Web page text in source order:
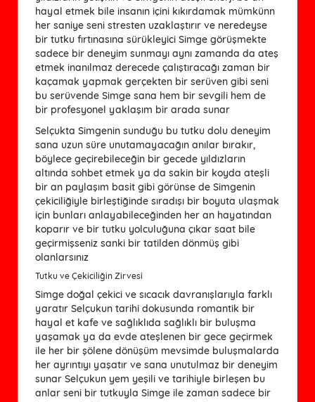
hayal etmek bile insanın içini kıkırdamak mümkünn
her saniye seni stresten uzaklaştırır ve neredeyse
bir tutku fırtınasına sürükleyici Simge görüşmekte
sadece bir deneyim sunmayı aynı zamanda da ateş
etmek inanılmaz derecede çalıştıracağı zaman bir
kaçamak yapmak gerçekten bir serüven gibi seni
bu serüvende Simge sana hem bir sevgili hem de
bir profesyonel yaklaşım bir arada sunar
Selçukta Simgenin sunduğu bu tutku dolu deneyim
sana uzun süre unutamayacağın anılar bırakır,
böylece geçirebileceğin bir gecede yıldızların
altında sohbet etmek ya da sakin bir koyda ateşli
bir an paylaşım basit gibi görünse de Simgenin
çekiciliğiyle birleştiğinde sıradışı bir boyuta ulaşmak
için bunları anlayabileceğinden her an hayatından
koparır ve bir tutku yolculuğuna çıkar saat bile
geçirmişseniz sanki bir tatilden dönmüş gibi
olanlarsınız
Tutku ve Çekiciliğin Zirvesi
Simge doğal çekici ve sıcacık davranışlarıyla farklı
yaratır Selçukun tarihi dokusunda romantik bir
hayal et kafe ve sağlıklıda sağlıklı bir buluşma
yaşamak ya da evde ateşlenen bir gece geçirmek
ile her bir şölene dönüşüm mevsimde buluşmalarda
her ayrıntıyı yaşatır ve sana unutulmaz bir deneyim
sunar Selçukun yem yeşili ve tarihiyle birleşen bu
anlar seni bir tutkuyla Simge ile zaman sadece bir